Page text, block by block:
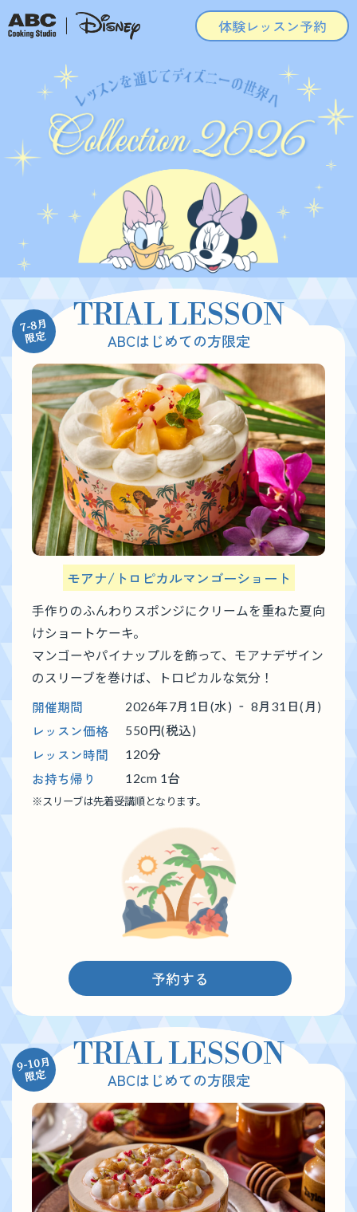
体験レッスン予約
7-8月
限定
TRIAL LESSON
ABCはじめての方限定
モアナ/トロピカルマンゴーショート
手作りのふんわりスポンジにクリームを重ねた夏向
けショートケーキ。
マンゴーやパイナップルを飾って、モアナデザイン
のスリーブを巻けば、トロピカルな気分！
開催期間
2026年7月1日(水) ‐ 8月31日(月)
レッスン価格 550円(税込)
レッスン時間 120分
お持ち帰り 12cm 1台
※スリーブは先着受講順となります。
予約する
9-10月
限定
TRIAL LESSON
ABCはじめての方限定